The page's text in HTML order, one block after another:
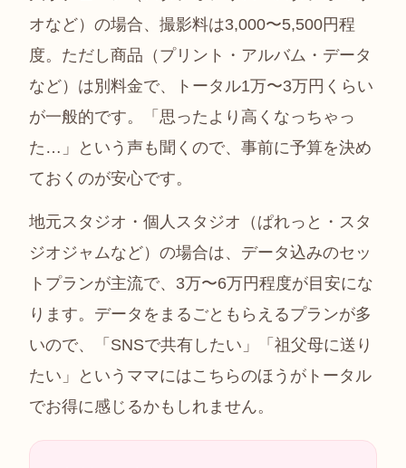
オなど）の場合、撮影料は3,000〜5,500円程
度。ただし商品（プリント・アルバム・データ
など）は別料金で、トータル1万〜3万円くらい
が一般的です。「思ったより高くなっちゃっ
た…」という声も聞くので、事前に予算を決め
ておくのが安心です。
地元スタジオ・個人スタジオ（ぱれっと・スタ
ジオジャムなど）の場合は、データ込みのセッ
トプランが主流で、3万〜6万円程度が目安にな
ります。データをまるごともらえるプランが多
いので、「SNSで共有したい」「祖父母に送り
たい」というママにはこちらのほうがトータル
でお得に感じるかもしれません。